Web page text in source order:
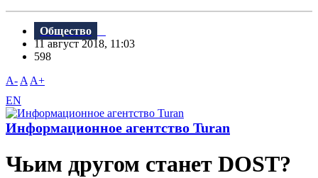
Общество
11 август 2018, 11:03
598
A- A A+
EN
Информационное агентство Turan
Чьим другом станет DOST?